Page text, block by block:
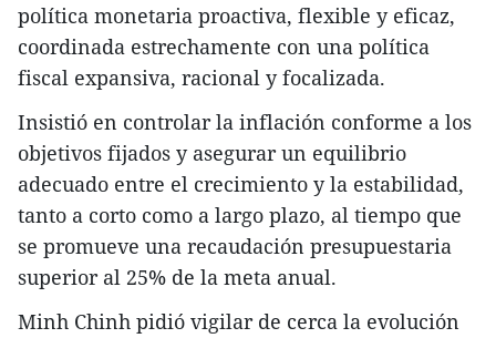
política monetaria proactiva, flexible y eficaz,
coordinada estrechamente con una política
fiscal expansiva, racional y focalizada.
Insistió en controlar la inflación conforme a los
objetivos fijados y asegurar un equilibrio
adecuado entre el crecimiento y la estabilidad,
tanto a corto como a largo plazo, al tiempo que
se promueve una recaudación presupuestaria
superior al 25% de la meta anual.
Minh Chinh pidió vigilar de cerca la evolución